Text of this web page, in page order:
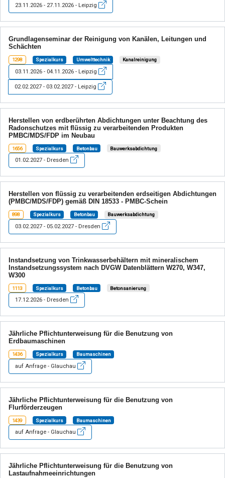
23.11.2026 - 27.11.2026 - Leipzig
Grundlagenseminar der Reinigung von Kanälen, Leitungen und
Schächten
1298 Spezialkurs Umwelttechnik Kanalreinigung
03.11.2026 - 04.11.2026 - Leipzig
02.02.2027 - 03.02.2027 - Leipzig
Herstellen von erdberührten Abdichtungen unter Beachtung des
Radonschutzes mit flüssig zu verarbeitenden Produkten
PMBC/MDS/FDP im Neubau
1656 Spezialkurs Betonbau Bauwerksabdichtung
01.02.2027 - Dresden
Herstellen von flüssig zu verarbeitenden erdseitigen Abdichtungen
(PMBC/MDS/FDP) gemäß DIN 18533 - PMBC-Schein
898 Spezialkurs Betonbau Bauwerksabdichtung
03.02.2027 - 05.02.2027 - Dresden
Instandsetzung von Trinkwasserbehältern mit mineralischem
Instandsetzungssystem nach DVGW Datenblättern W270, W347,
W300
1113 Spezialkurs Betonbau Betonsanierung
17.12.2026 - Dresden
Jährliche Pflichtunterweisung für die Benutzung von
Erdbaumaschinen
1436 Spezialkurs Baumaschinen
auf Anfrage - Glauchau
Jährliche Pflichtunterweisung für die Benutzung von
Flurförderzeugen
1439 Spezialkurs Baumaschinen
auf Anfrage - Glauchau
Jährliche Pflichtunterweisung für die Benutzung von
Lastaufnahmeeinrichtungen